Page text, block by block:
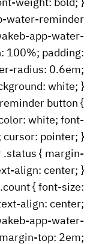
water-reminder
app-water-
100%; padding:
radius: 0.6em;
white; }
button {
white; font-
pointer; }
{ margin-
align: center; }
{ font-size:
align: center;
app-water-
top: 2em;